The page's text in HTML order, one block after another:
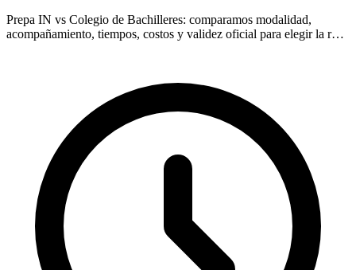
Prepa IN vs Colegio de Bachilleres: comparamos modalidad,
acompañamiento, tiempos, costos y validez oficial para elegir la ruta